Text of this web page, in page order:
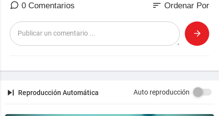
0 Comentarios sort Ordenar Por
Reproducción Automática Auto reproducción